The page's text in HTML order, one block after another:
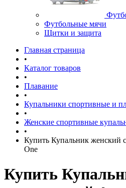
Футбольные мячи
Щитки и защита
Главная страница
•
Каталог товаров
•
Плавание
•
Купальники спортивные и
•
Женские спортивные
•
Купить Купальник женский
One
Купить